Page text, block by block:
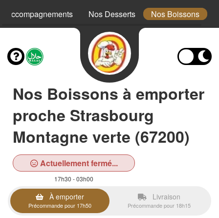
Accompagnements Nos Desserts Nos Boissons
Nos Boissons à emporter
proche Strasbourg
Montagne verte (67200)
Actuellement fermé...
17h30 - 03h00
À emporter
Précommande pour 17h50
Livraison
Précommande pour 18h15